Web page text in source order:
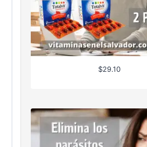
$29.10